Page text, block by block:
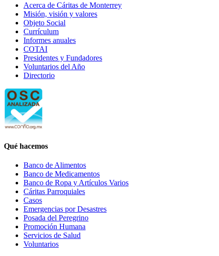
Acerca de Cáritas de Monterrey
Misión, visión y valores
Objeto Social
Currículum
Informes anuales
COTAI
Presidentes y Fundadores
Voluntarios del Año
Directorio
Qué hacemos
Banco de Alimentos
Banco de Medicamentos
Banco de Ropa y Artículos Varios
Cáritas Parroquiales
Casos
Emergencias por Desastres
Posada del Peregrino
Promoción Humana
Servicios de Salud
Voluntarios